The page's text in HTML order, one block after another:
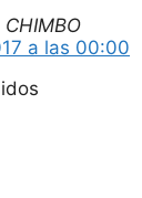
a las 00:00